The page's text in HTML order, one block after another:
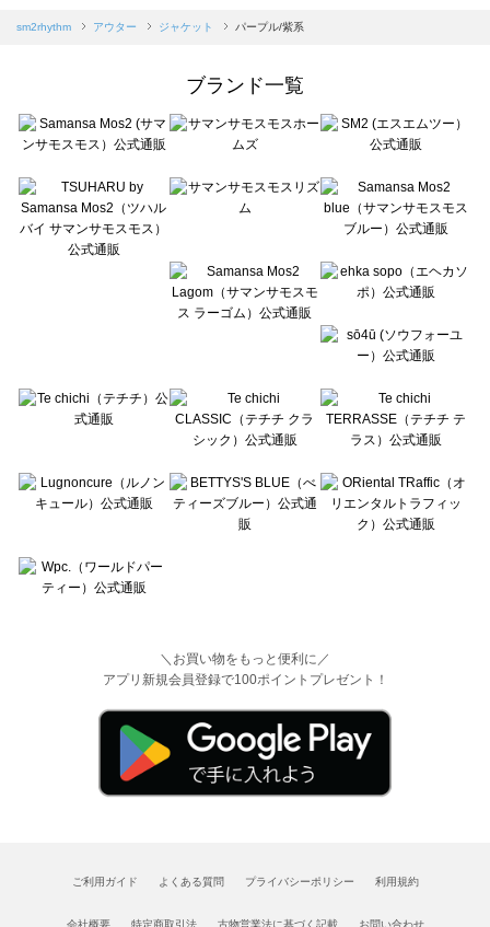
Samansa Mos2 blue（サマンサモスモス ブルー）のジャケット一覧
sō4ū（ソウフォーユー）のジャケット一覧
Te chichi（テチチ）のジャケット一覧
Te chichi CLASSIC（テチチ クラシック）のジャケット一覧
Lugnoncure（ルノンキュール）のジャケット一覧
BETTY'S BLUE（べティーズブルー）のジャケット一覧
Wpc.（ワールドパーティー）のジャケット一覧
sm2rhythm アウター ジャケット パープル/紫系
ブランド一覧
＼お買い物をもっと便利に／
アプリ新規会員登録で100ポイントプレゼント！
ご利用ガイド よくある質問 プライバシーポリシー 利用規約
会社概要 特定商取引法 古物営業法に基づく記載 お問い合わせ